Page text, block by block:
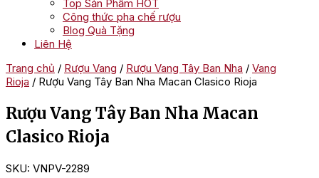
Top Sản Phẩm HOT
Công thức pha chế rượu
Blog Quà Tặng
Liên Hệ
Trang chủ / Rượu Vang / Rượu Vang Tây Ban Nha / Vang
Rioja / Rượu Vang Tây Ban Nha Macan Clasico Rioja
Rượu Vang Tây Ban Nha Macan
Clasico Rioja
SKU: VNPV-2289